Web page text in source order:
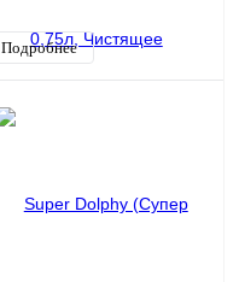
Подробнее